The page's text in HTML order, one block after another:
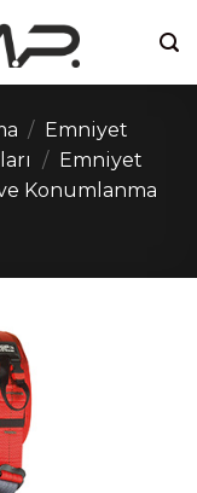
/ Emniyet
/ Emniyet
Konumlanma